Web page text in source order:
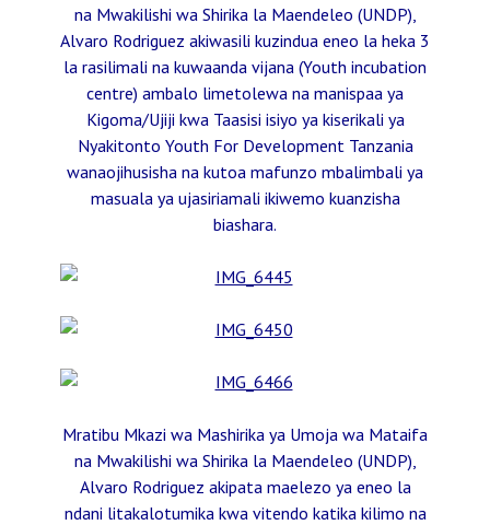
na Mwakilishi wa Shirika la Maendeleo (UNDP),
Alvaro Rodriguez akiwasili kuzindua eneo la heka 3
la rasilimali na kuwaanda vijana (Youth incubation
centre) ambalo limetolewa na manispaa ya
Kigoma/Ujiji kwa Taasisi isiyo ya kiserikali ya
Nyakitonto Youth For Development Tanzania
wanaojihusisha na kutoa mafunzo mbalimbali ya
masuala ya ujasiriamali ikiwemo kuanzisha
biashara.
Mratibu Mkazi wa Mashirika ya Umoja wa Mataifa
na Mwakilishi wa Shirika la Maendeleo (UNDP),
Alvaro Rodriguez akipata maelezo ya eneo la
ndani litakalotumika kwa vitendo katika kilimo na